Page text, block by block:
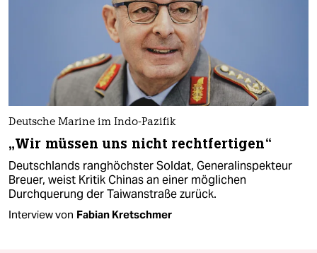
Deutsche Marine im Indo-Pazifik
„Wir müssen uns nicht rechtfertigen“
Deutschlands ranghöchster Soldat, Generalinspekteur
Breuer, weist Kritik Chinas an einer möglichen
Durchquerung der Taiwanstraße zurück.
Interview von Fabian Kretschmer